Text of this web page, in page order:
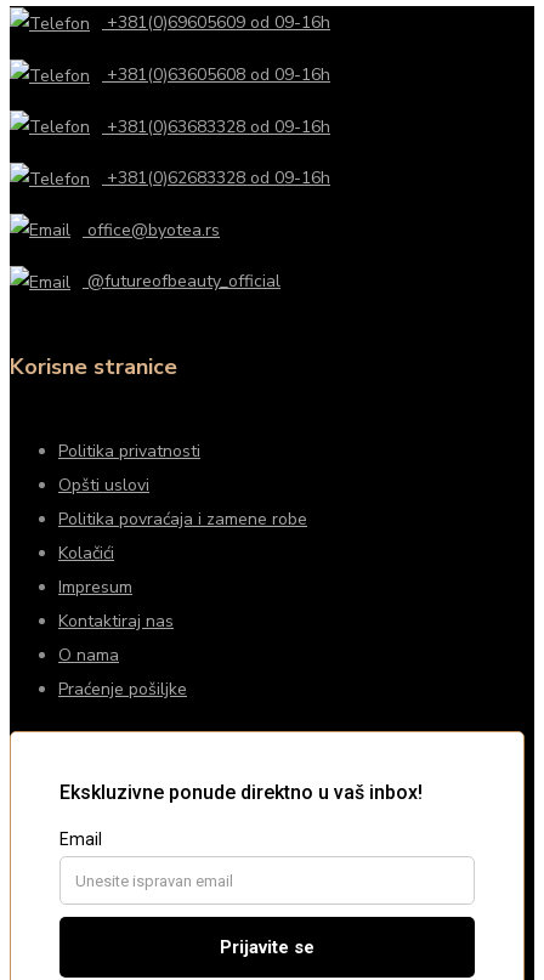
+381(0)69605609 od 09-16h
+381(0)63605608 od 09-16h
+381(0)63683328 od 09-16h
+381(0)62683328 od 09-16h
office@byotea.rs
@futureofbeauty_official
Korisne stranice
Politika privatnosti
Opšti uslovi
Politika povraćaja i zamene robe
Kolačići
Impresum
Kontaktiraj nas
O nama
Praćenje pošiljke